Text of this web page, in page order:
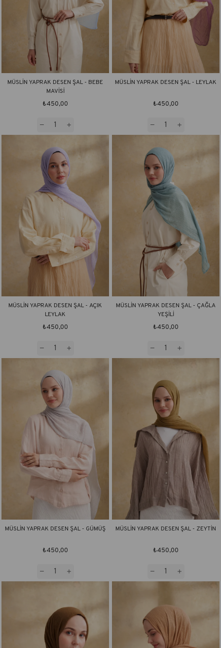
MÜSLİN YAPRAK DESEN ŞAL - BEBE
MAVİSİ
₺450,00
MÜSLİN YAPRAK DESEN ŞAL - LEYLAK
₺450,00
MÜSLİN YAPRAK DESEN ŞAL - AÇIK
LEYLAK
₺450,00
MÜSLİN YAPRAK DESEN ŞAL - ÇAĞLA
YEŞİLİ
₺450,00
MÜSLİN YAPRAK DESEN ŞAL - GÜMÜŞ
₺450,00
MÜSLİN YAPRAK DESEN ŞAL - ZEYTİN
₺450,00